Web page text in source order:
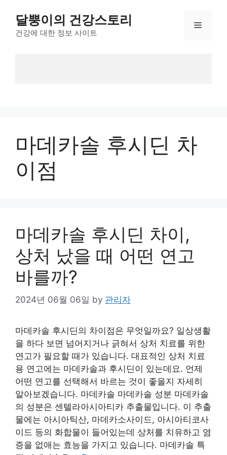
content
달뿡이의 건강스토리
건강에 대한 정보 사이트
Menu
마데카솔 후시딘 차
이점
마데카솔 후시딘 차이,
상처 났을 때 어떤 연고
바를까?
2024년 06월 06일 by 관리자
마데카솔 후시딘의 차이점은 무엇일까요? 일상생활
을 하다 보면 넘어지거나 긁혀서 상처 치료를 위한
연고가 필요할 때가 있습니다. 대표적인 상처 치료
용 연고에는 마데카솔과 후시딘이 있는데요. 언제
어떤 연고를 선택해서 바르는 것이 좋을지 자세히
알아보겠습니다. 마데카솔 마데카솔 성분 마데카솔
의 성분은 센텔라아시아티카 추출물입니다. 이 추출
물에는 아시아틱산, 마데카소사이드, 아시아티코사
이드 등의 화합물이 들어있는데 상처를 치유하고 염
증을 없애는 효능을 가지고 있습니다. 마데카솔 특